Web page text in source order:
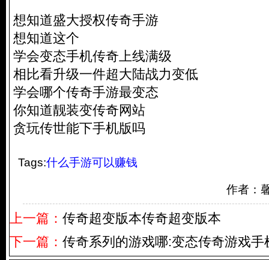
想知道盛大授权传奇手游
想知道这个
学会变态手机传奇上线满级
相比看升级一件超大陆战力变低
学会哪个传奇手游最变态
你知道靓装变传奇网站
贪玩传世能下手机版吗
Tags:什么手游可以赚钱
作者：
上一篇： 传奇超变版本传奇超变版本
下一篇： 传奇系列的游戏哪:变态传奇游戏手